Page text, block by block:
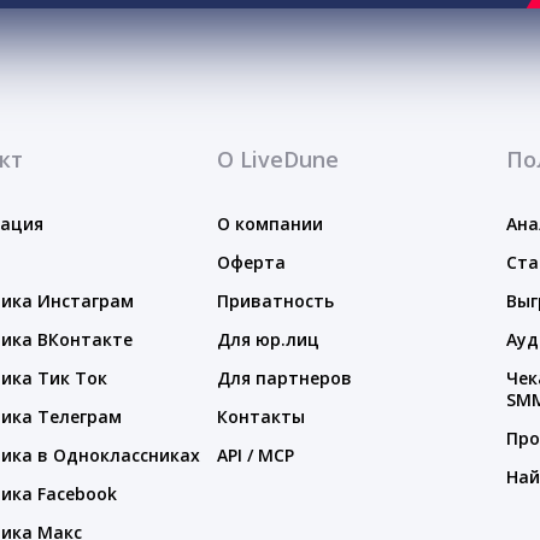
Инстаграм
ВКонтакте
Тик Ток
Телеграм
в Одноклассниках
Facebook
Макс
О LiveDune
О компании
Оферта
Приватность
Для юр.лиц
Для партнеров
Контакты
API / MCP